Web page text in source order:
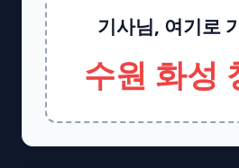
기사님, 여기로
수원 화성